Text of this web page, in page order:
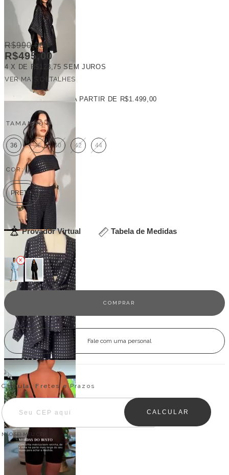
R$990,00
R$495,00
4 X DE R$123,75 SEM JUROS
VER MAIS DETALHES
FRETE GRÁTIS A PARTIR DE R$1.499,00
TAMANHO:
36 38 40 42 44
COR:
PRETO
Provador Virtual Tabela de Medidas
Veja outras opções
Fale com uma personal
Entregas para o CEP:
Calcular Fretes e Prazos
CALCULAR
NÃO SEI MEU CEP
Descrição